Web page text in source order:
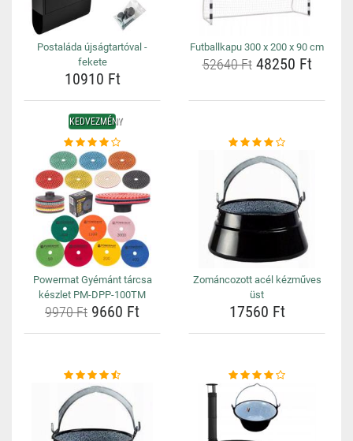
Postaláda újságtartóval -
fekete
10910 Ft
Futballkapu 300 x 200 x 90 cm
52640 Ft48250 Ft
KEDVEZMÉNY
Powermat Gyémánt tárcsa
készlet PM-DPP-100TM
9970 Ft 9660 Ft
Zománcozott acél kézműves
üst
17560 Ft